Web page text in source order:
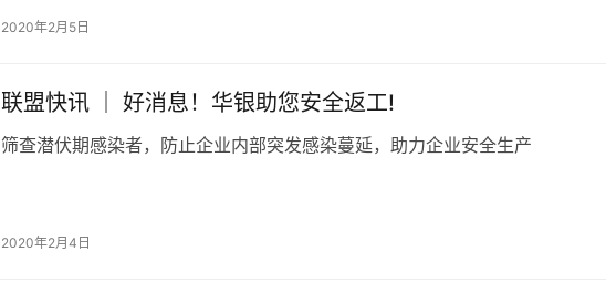
2020年2月5日
联盟快讯 ｜ 好消息！华银助您安全返工!
筛查潜伏期感染者，防止企业内部突发感染蔓延，助力企业安全生产
2020年2月4日